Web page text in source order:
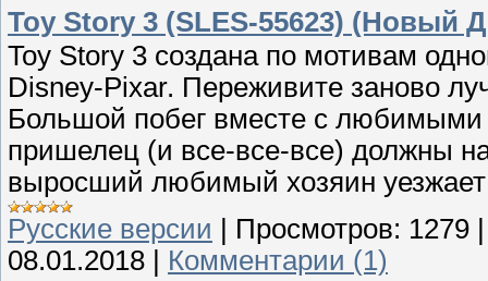
Toy Story 3 (SLES-55623) (Новый
Toy Story 3 создана по мотивам
Disney-Pixar. Переживите заново
Большой побег вместе с любимыми
пришелец (и все-все-все) должны
выросший любимый хозяин уезжает
Русские версии | Просмотров: 1279
08.01.2018 | Комментарии (1)